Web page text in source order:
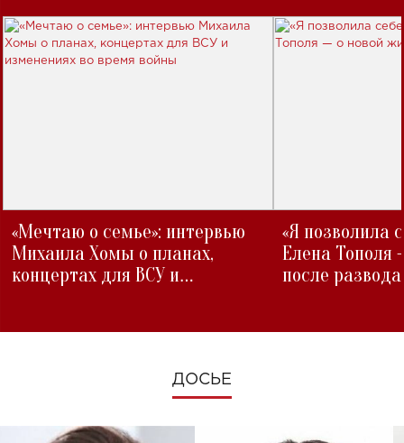
«Мечтаю о семье»: интервью
Михаила Хомы о планах,
концертах для ВСУ и
«Я позволила
Елена Тополя
после развода
ДОСЬЕ